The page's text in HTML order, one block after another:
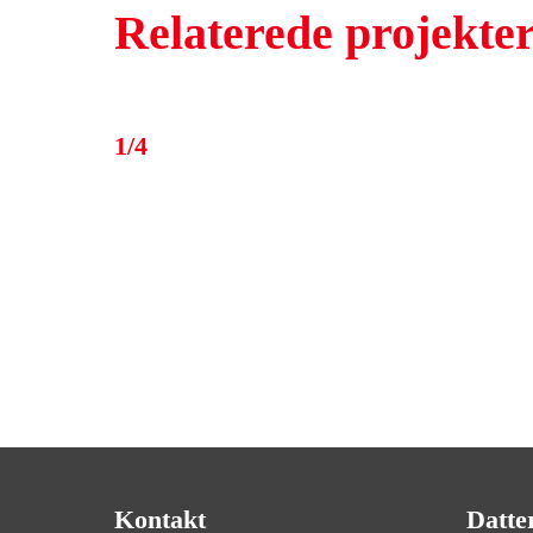
Relaterede
1/4
Kontakt